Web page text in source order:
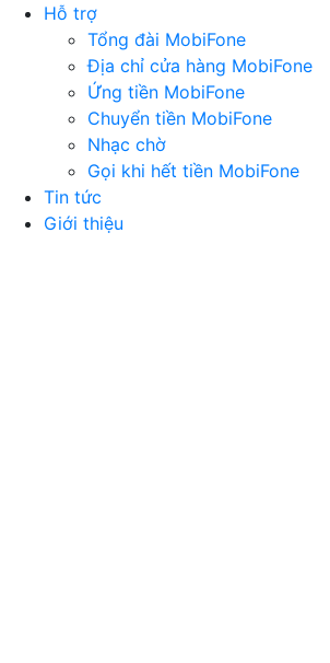
Hỗ trợ
Tổng đài MobiFone
Địa chỉ cửa hàng MobiFone
Ứng tiền MobiFone
Chuyển tiền MobiFone
Nhạc chờ
Gọi khi hết tiền MobiFone
Tin tức
Giới thiệu